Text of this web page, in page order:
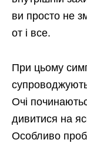
ви просто не
от і все.
При цьому
Очі
дивитися на
Особливо